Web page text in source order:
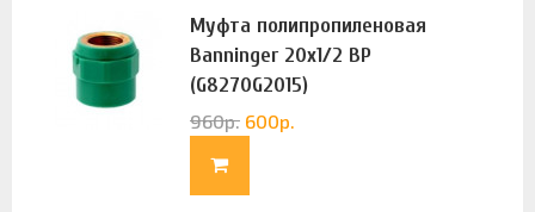
Муфта полипропиленовая
Banninger 20х1/2 ВР
(G8270G2015)
960р. 600р.